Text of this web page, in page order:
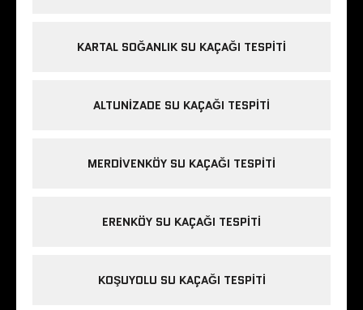
KARTAL SOĞANLIK SU KAÇAĞI TESPITI
ALTUNIZADE SU KAÇAĞI TESPITI
MERDIVENKÖY SU KAÇAĞI TESPITI
ERENKÖY SU KAÇAĞI TESPITI
KOŞUYOLU SU KAÇAĞI TESPITI